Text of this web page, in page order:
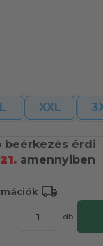
XXL
beérkezés érdi
amennyiben
local_shipping
db